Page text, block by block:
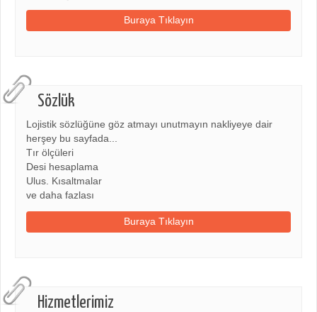
Buraya Tıklayın
Sözlük
Lojistik sözlüğüne göz atmayı unutmayın nakliyeye dair
herşey bu sayfada...
Tır ölçüleri
Desi hesaplama
Ulus. Kısaltmalar
ve daha fazlası
Buraya Tıklayın
Hizmetlerimiz